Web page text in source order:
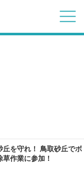
丘を守れ！ 鳥取砂丘でボ
草作業に参加！